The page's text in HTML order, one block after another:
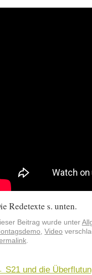
Redetexte s. unten.
Beitrag wurde unter
Video
S21 und die